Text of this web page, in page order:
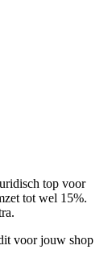
top voor
tot wel 15%.
voor jouw shop